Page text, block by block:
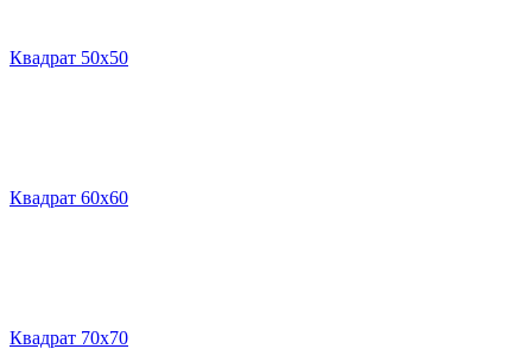
Квадрат 50х50
Квадрат 60х60
Квадрат 70х70